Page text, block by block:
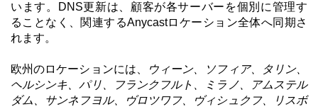
います。DNS更新は、顧客が各サーバーを個別に管理す
ることなく、関連するAnycastロケーション全体へ同期さ
れます。
欧州のロケーションには、
ウィーン、ソフィア、タリン、
ヘルシンキ、パリ、フランクフルト、ミラノ、アムステル
ダム、サンネフヨル、ヴロツワフ、ヴィシュクフ、リスボ